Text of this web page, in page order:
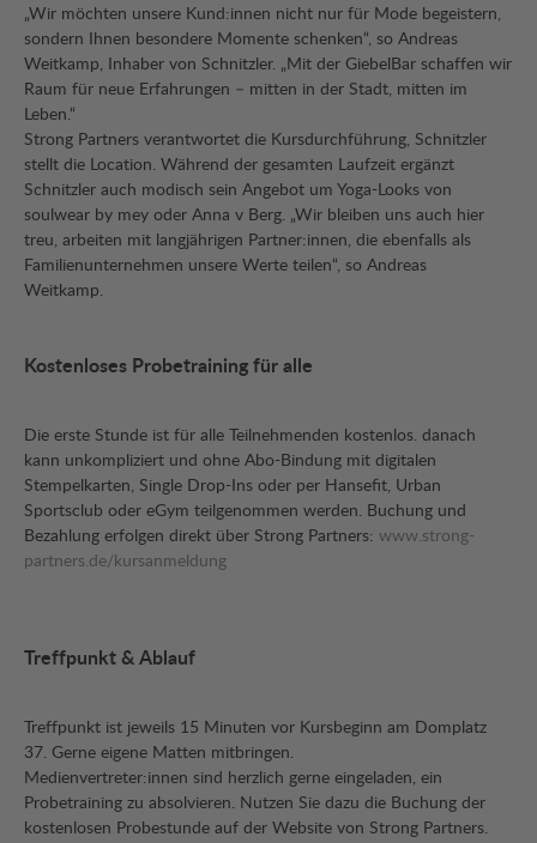
„Wir möchten unsere Kund:innen nicht nur für Mode begeistern,
sondern Ihnen besondere Momente schenken“, so Andreas
Weitkamp, Inhaber von Schnitzler. „Mit der GiebelBar schaffen wir
Raum für neue Erfahrungen – mitten in der Stadt, mitten im
Leben.“
Strong Partners verantwortet die Kursdurchführung, Schnitzler
stellt die Location. Während der gesamten Laufzeit ergänzt
Schnitzler auch modisch sein Angebot um Yoga-Looks von
soulwear by mey oder Anna v Berg. „Wir bleiben uns auch hier
treu, arbeiten mit langjährigen Partner:innen, die ebenfalls als
Familienunternehmen unsere Werte teilen“, so Andreas
Weitkamp.
Kostenloses Probetraining für alle
Die erste Stunde ist für alle Teilnehmenden kostenlos. danach
kann unkompliziert und ohne Abo-Bindung mit digitalen
Stempelkarten, Single Drop-Ins oder per Hansefit, Urban
Sportsclub oder eGym teilgenommen werden. Buchung und
Bezahlung erfolgen direkt über Strong Partners: www.strong-
partners.de/kursanmeldung
Treffpunkt & Ablauf
Treffpunkt ist jeweils 15 Minuten vor Kursbeginn am Domplatz
37. Gerne eigene Matten mitbringen.
Medienvertreter:innen sind herzlich gerne eingeladen, ein
Probetraining zu absolvieren. Nutzen Sie dazu die Buchung der
kostenlosen Probestunde auf der Website von Strong Partners.